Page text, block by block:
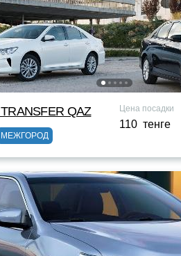
QАZ
МЕЖГОРОД
Цена посадки
110 тенге